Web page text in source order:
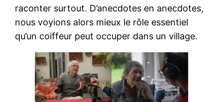
raconter surtout. D’anecdotes en anecdotes,
nous voyions alors mieux le rôle essentiel
qu’un coiffeur peut occuper dans un village.